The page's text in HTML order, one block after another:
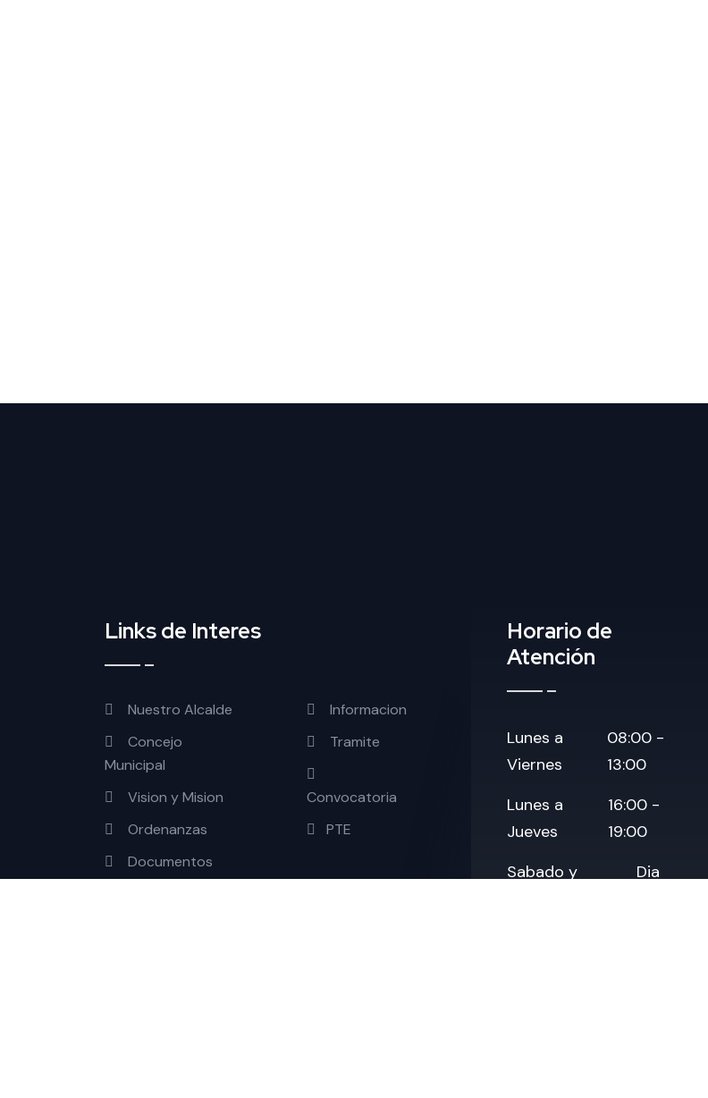
Links de Interes
Nuestro Alcalde
Concejo
Municipal
Vision y Mision
Ordenanzas
Documentos
Informacion
Tramite
Convocatoria
PTE
Horario de
Atención
Lunes a
Viernes
08:00 -
13:00
Lunes a
Jueves
16:00 -
19:00
Sabado y
Dia